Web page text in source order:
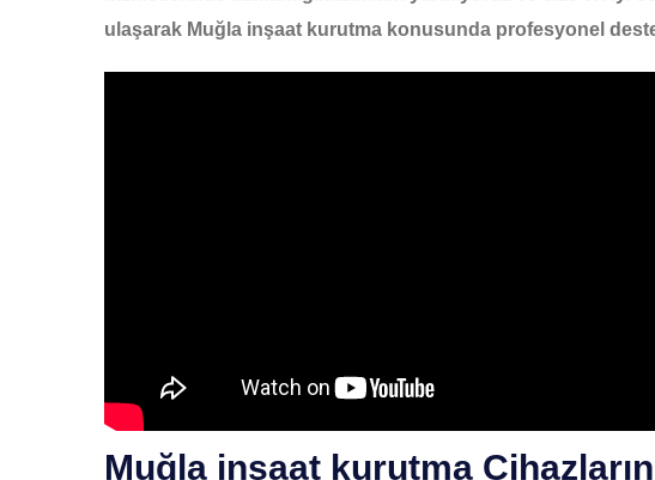
ulaşarak Muğla inşaat kurutma konusunda profesyonel
Muğla inşaat kurutma